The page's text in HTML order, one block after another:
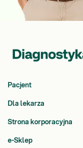
Pacjent
Dla lekarza
Strona korporacyjna
e-Sklep